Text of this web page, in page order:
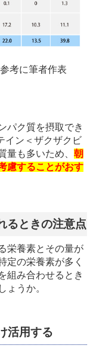
考に筆者作表
パク質を摂取でき
イン＜ザクザクビ
量も多いため、 朝
慮することがおす
るときの注意点
栄養素とその量が
定の栄養素が多く
組み合わせるとき
ょうか。
活用する